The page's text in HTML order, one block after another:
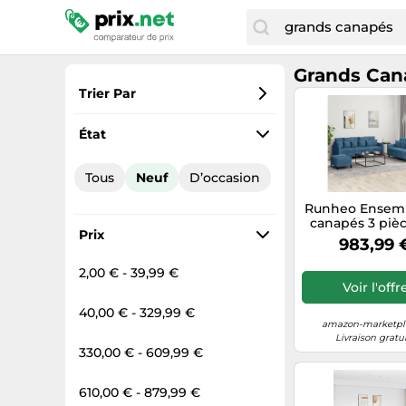
Trier Par
Préférés
Prix total
État
Tous Neuf D’occasion
Prix
2,00 € - 39,99 €
40,00 € - 329,99 €
330,00 € - 609,99 €
610,00 € - 879,99 €
Grands
Runheo
canapés 3
Velours Bleu
Grands
Structure
pour Salon,
Bureau
983,99
Voir
amazon-
Livraison